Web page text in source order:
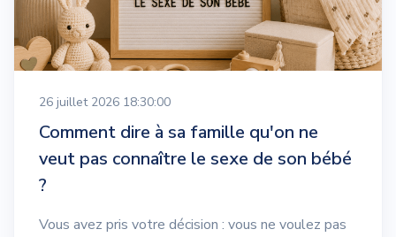
26 juillet 2026 18:30:00
Comment dire à sa famille qu'on ne
veut pas connaître le sexe de son bébé
?
Vous avez pris votre décision : vous ne voulez pas